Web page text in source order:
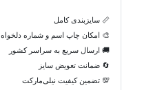
📏 سایزبندی کامل
🎨 امکان چاپ اسم و شماره دلخواه
🚚 ارسال سریع به سراسر کشور
🔄 ضمانت تعویض سایز
💯 تضمین کیفیت نیلی‌مارکت